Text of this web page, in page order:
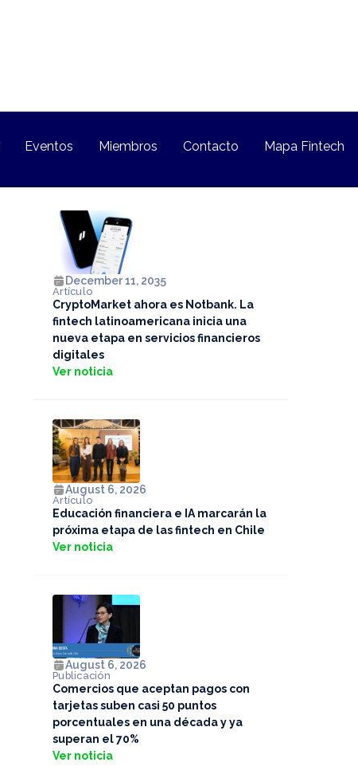
Eventos Miembros Contacto Mapa Fintech
December 11, 2035
Artículo
CryptoMarket ahora es Notbank. La
fintech latinoamericana inicia una
nueva etapa en servicios financieros
digitales
Ver noticia
August 6, 2026
Artículo
Educación financiera e IA marcarán la
próxima etapa de las fintech en Chile
Ver noticia
August 6, 2026
Publicación
Comercios que aceptan pagos con
tarjetas suben casi 50 puntos
porcentuales en una década y ya
superan el 70%
Ver noticia